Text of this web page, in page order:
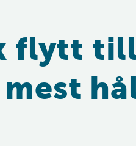
flytt